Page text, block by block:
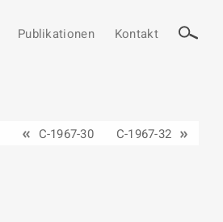
Publikationen Kontakt
C-1967-30 C-1967-32